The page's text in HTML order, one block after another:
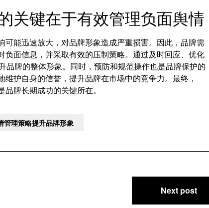
关键在于有效管理负面舆情
可能迅速放大，对品牌形象造成严重损害。因此，品牌需
面信息，并采取有效的压制策略。通过及时回应、优化
品牌的整体形象。同时，预防和规范操作也是品牌保护的
护自身的信誉，提升品牌在市场中的竞争力。最终，
牌长期成功的关键所在。
管理策略提升品牌形象
Next post